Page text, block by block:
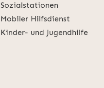
Sozialstationen
Mobiler Hilfsdienst
Kinder- und Jugendhilfe